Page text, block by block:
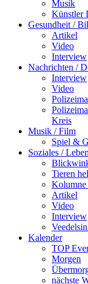
Musik
Künstler
Gesundheit /
Artikel
Video
Interview
Nachrichten /
Interview
Video
Kreis
Musik / Film
Spiel &
Soziales / Leben
Tieren
Artikel
Video
Interview
Kalender
TOP
Morgen
nächste